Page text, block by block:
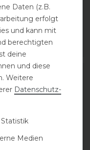
€ *
Liter | 132,00 € / Liter
ARTIKEL MERKEN
Daten (z.B.
erfolgt
und kann mit
berechtigten
deine
und diese
Weitere
Daten­schutz­
Statistik
Medien